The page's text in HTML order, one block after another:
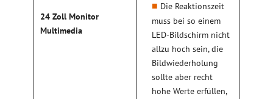
24 Zoll Monitor
Multimedia
Die Reaktionszeit
muss bei so einem
LED-Bildschirm nicht
allzu hoch sein, die
Bildwiederholung
sollte aber recht
hohe Werte erfüllen,